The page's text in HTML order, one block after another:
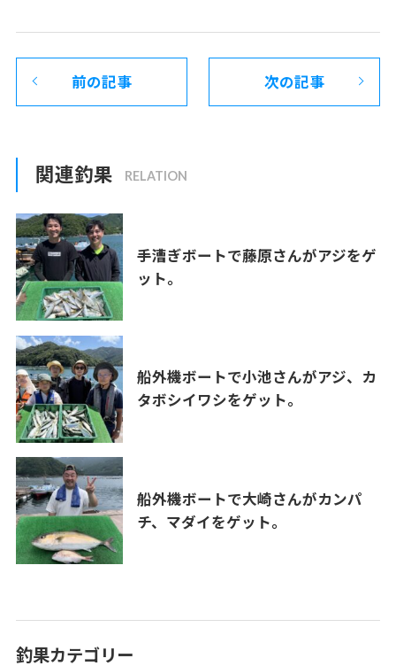
前の記事 次の記事
関連釣果
手漕ぎボートで藤原さんがアジをゲ
ット。
船外機ボートで小池さんがアジ、カ
タボシイワシをゲット。
船外機ボートで大崎さんがカンパ
チ、マダイをゲット。
釣果カテゴリー